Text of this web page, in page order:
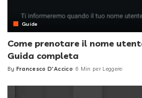
Guide
Come prenotare il nome
Guida completa
Posted
By Francesco D'Accico 6 Min per Leggere